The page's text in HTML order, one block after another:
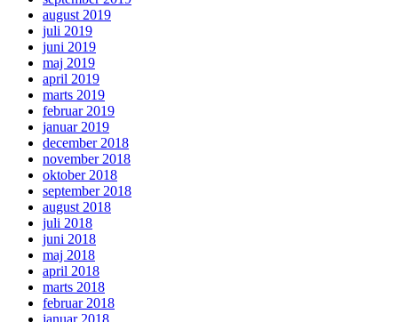
august 2019
juli 2019
juni 2019
maj 2019
april 2019
marts 2019
februar 2019
januar 2019
december 2018
november 2018
oktober 2018
september 2018
august 2018
juli 2018
juni 2018
maj 2018
april 2018
marts 2018
februar 2018